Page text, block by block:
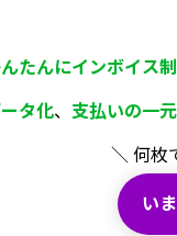
たんにインボイス
タ化、 支払いの一
＼ 何枚
い